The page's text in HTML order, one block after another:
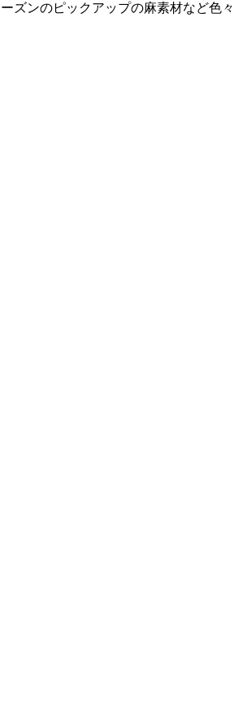
ンのピックアップの麻素材など色々